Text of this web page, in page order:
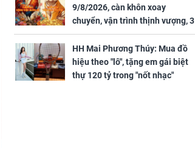
tháng 6 âm lịch, 3 con
giáp vượng phát Tài
Lộc, Phú Quý trăm bề,
đổi mệnh Phượng
Hoàng, ôm trọn cơ
ngơi đồ sộ
9/8/2026, càn khôn xoay
chuyển, vận trình thịnh vượng, 3
con giáp nhận phúc khí nhà trời,
tình tiền đỏ như son, vận may
hanh thông
HH Mai Phương Thúy: Mua đồ
hiệu theo "lô", tặng em gái biệt
thự 120 tỷ trong "nốt nhạc"